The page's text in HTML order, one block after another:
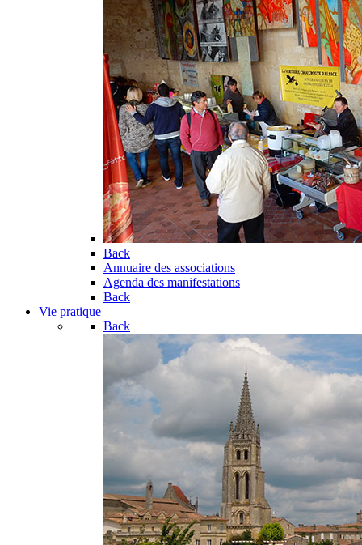
Back
Annuaire des associations
Agenda des manifestations
Back
Vie pratique
Back